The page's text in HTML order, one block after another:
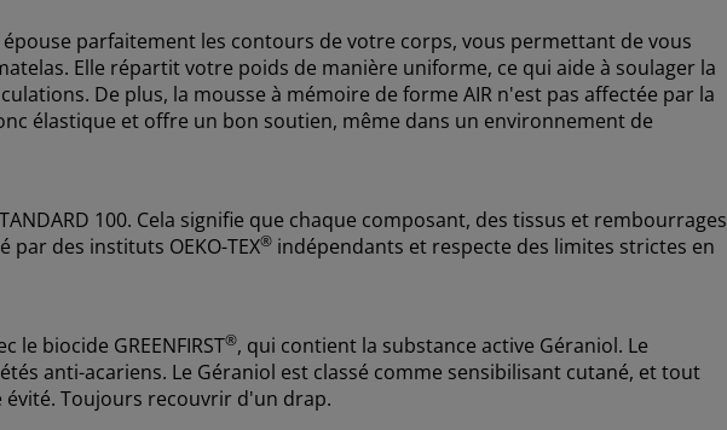
épouse parfaitement les contours de votre corps, vous permettant de vous
Elle répartit votre poids de manière uniforme, ce qui aide à soulager la
De plus, la mousse à mémoire de forme AIR n'est pas affectée par la
élastique et offre un bon soutien, même dans un environnement de
100. Cela signifie que chaque composant, des tissus et rembourrages
des instituts OEKO-TEX® indépendants et respecte des limites strictes en
le biocide GREENFIRST®, qui contient la substance active Géraniol. Le
anti-acariens. Le Géraniol est classé comme sensibilisant cutané, et tout
Toujours recouvrir d'un drap.